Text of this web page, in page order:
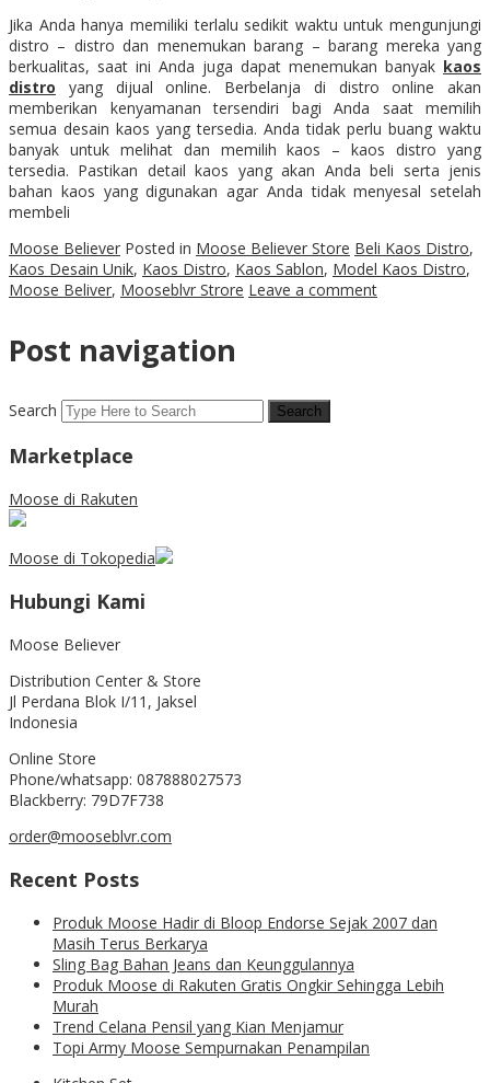
Jika Anda hanya memiliki terlalu sedikit waktu untuk mengunjungi
distro – distro dan menemukan barang – barang mereka yang
berkualitas, saat ini Anda juga dapat menemukan banyak kaos
distro yang dijual online. Berbelanja di distro online akan
memberikan kenyamanan tersendiri bagi Anda saat memilih
semua desain kaos yang tersedia. Anda tidak perlu buang waktu
banyak untuk melihat dan memilih kaos – kaos distro yang
tersedia. Pastikan detail kaos yang akan Anda beli serta jenis
bahan kaos yang digunakan agar Anda tidak menyesal setelah
membeli
Moose Believer Posted in Moose Believer Store Beli Kaos Distro,
Kaos Desain Unik, Kaos Distro, Kaos Sablon, Model Kaos Distro,
Moose Beliver, Mooseblvr Strore Leave a comment
Post navigation
Search
Marketplace
Moose di Rakuten
Moose di Tokopedia
Hubungi Kami
Moose Believer
Distribution Center & Store
Jl Perdana Blok I/11, Jaksel
Indonesia
Online Store
Phone/whatsapp: 087888027573
Blackberry: 79D7F738
order@mooseblvr.com
Recent Posts
Produk Moose Hadir di Bloop Endorse Sejak 2007 dan
Masih Terus Berkarya
Sling Bag Bahan Jeans dan Keunggulannya
Produk Moose di Rakuten Gratis Ongkir Sehingga Lebih
Murah
Trend Celana Pensil yang Kian Menjamur
Topi Army Moose Sempurnakan Penampilan